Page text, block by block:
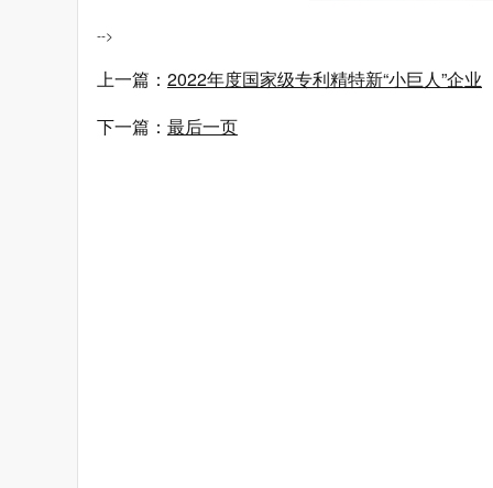
-->
上一篇： 2022年度国家级专利精特新“小巨人”企业
下一篇： 最后一页